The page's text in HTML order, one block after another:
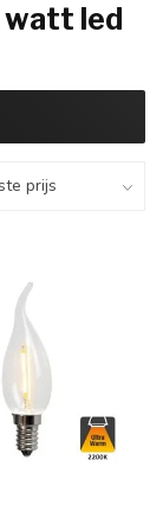
watt led